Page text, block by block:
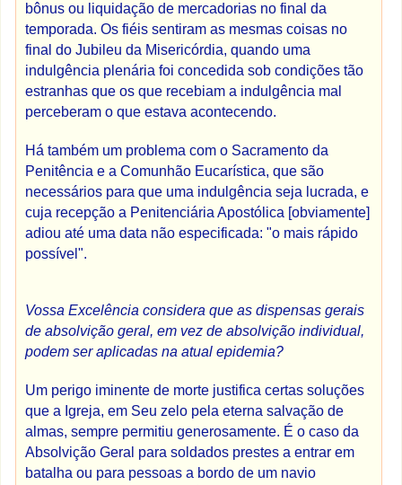
bônus ou liquidação de mercadorias no final da
temporada. Os fiéis sentiram as mesmas coisas no
final do Jubileu da Misericórdia, quando uma
indulgência plenária foi concedida sob condições tão
estranhas que os que recebiam a indulgência mal
perceberam o que estava acontecendo.
Há também um problema com o Sacramento da
Penitência e a Comunhão Eucarística, que são
necessários para que uma indulgência seja lucrada, e
cuja recepção a Penitenciária Apostólica [obviamente]
adiou até uma data não especificada: "o mais rápido
possível".
Vossa Excelência considera que as dispensas gerais
de absolvição geral, em vez de absolvição individual,
podem ser aplicadas na atual epidemia?
Um perigo iminente de morte justifica certas soluções
que a Igreja, em Seu zelo pela eterna salvação de
almas, sempre permitiu generosamente. É o caso da
Absolvição Geral para soldados prestes a entrar em
batalha ou para pessoas a bordo de um navio